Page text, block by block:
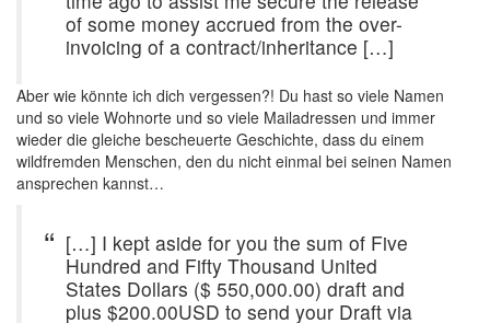
of some money accrued from the over-
invoicing of a contract/inheritance […]
Aber wie könnte ich dich vergessen?! Du hast so viele Namen
und so viele Wohnorte und so viele Mailadressen und immer
wieder die gleiche bescheuerte Geschichte, dass du einem
wildfremden Menschen, den du nicht einmal bei seinen Namen
ansprechen kannst…
[…] I kept aside for you the sum of Five
Hundred and Fifty Thousand United
States Dollars ($ 550,000.00) draft and
plus $200.00USD to send your Draft via